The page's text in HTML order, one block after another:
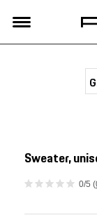
Nieuw
Sweater,
0/5 (